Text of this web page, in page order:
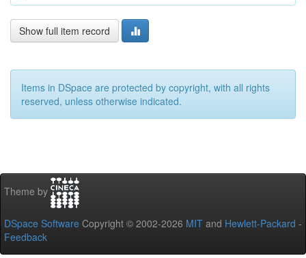
Show full item record
Items in DSpace are protected by copyright, with all rights
reserved, unless otherwise indicated.
Theme by
DSpace Software Copyright © 2002-2026 MIT and Hewlett-Packard -
Feedback